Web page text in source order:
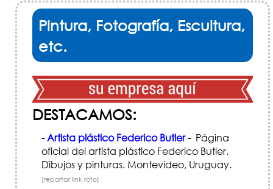
Pintura, Fotografía, Escultura,
etc.
DESTACAMOS:
-Artista plástico Federico Butler-Página
oficial del artista plástico Federico Butler.
Dibujos y pinturas. Montevideo, Uruguay.
[reportar link roto]